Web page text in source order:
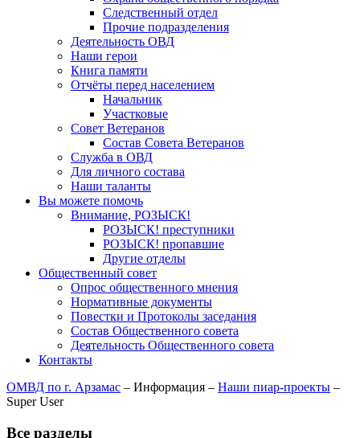
Следственный отдел
Прочие подразделения
Деятельность ОВД
Наши герои
Книга памяти
Отчёты перед населением
Начальник
Участковые
Совет Ветеранов
Состав Совета Ветеранов
Служба в ОВД
Для личного состава
Наши таланты
Вы можете помочь
Внимание, РОЗЫСК!
РОЗЫСК! преступники
РОЗЫСК! пропавшие
Другие отделы
Общественный совет
Опрос общественного мнения
Нормативные документы
Повестки и Протоколы заседания
Состав Общественного совета
Деятельность Общественного совета
Контакты
ОМВД по г. Арзамас – Информация – Наши пиар-проекты –
Super User
Все разделы